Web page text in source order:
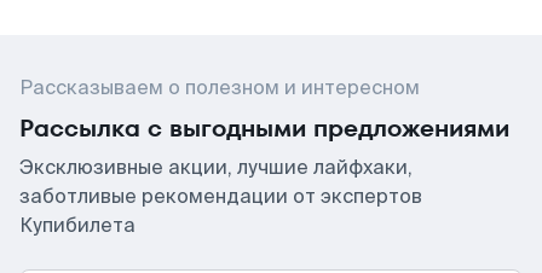
Рассказываем о полезном и интересном
Рассылка с выгодными предложениями
Эксклюзивные акции, лучшие лайфхаки,
заботливые рекомендации от экспертов
Купибилета